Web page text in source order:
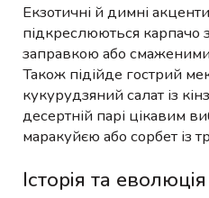
Екзотичні й димні
підкреслюються карпачо
заправкою або
Також підійде гострий
кукурудзяний салат із
десертній парі цікавим
маракуйєю або сорбет із
Історія та